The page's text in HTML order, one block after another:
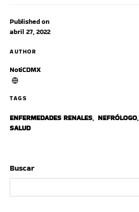
Published on
abril 27, 2022
AUTHOR
NotiCDMX
TAGS
ENFERMEDADES RENALES, NEFRÓLOGO,
SALUD
Buscar